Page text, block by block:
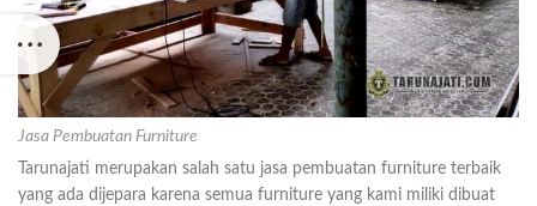
Jasa Pembuatan Furniture
Tarunajati merupakan salah satu jasa pembuatan furniture terbaik
yang ada dijepara karena semua furniture yang kami miliki dibuat